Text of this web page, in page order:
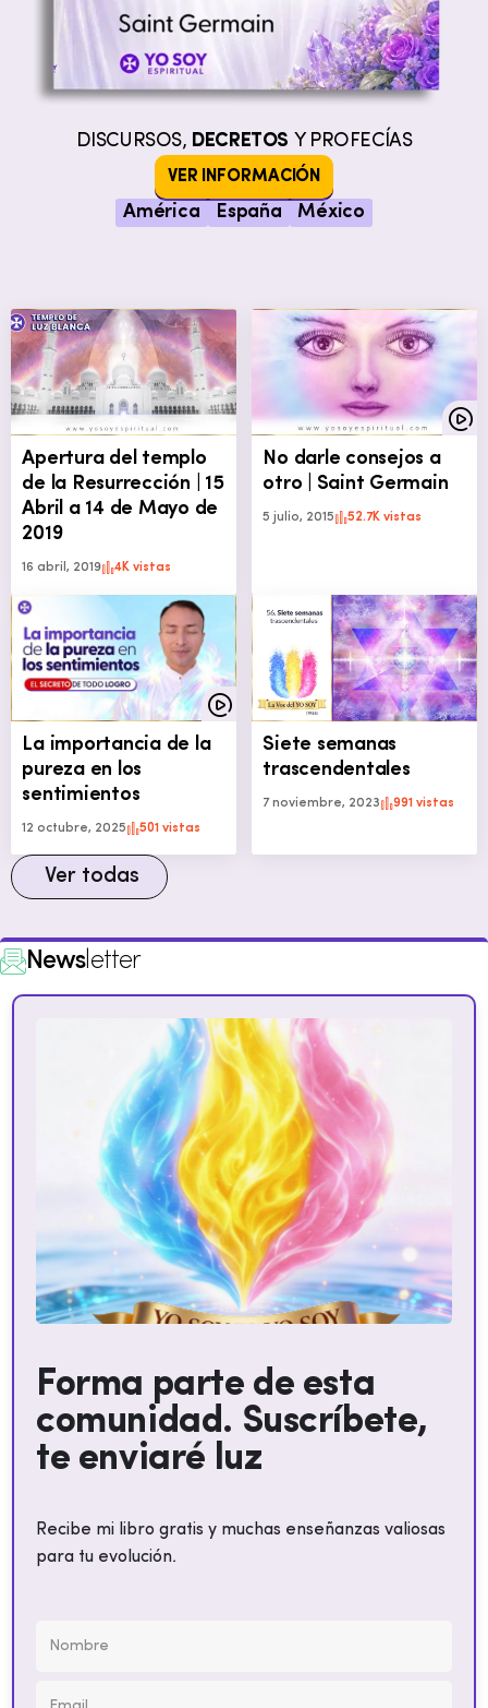
DISCURSOS, DECRETOS Y PROFECÍAS
VER INFORMACIÓN
América España México
Apertura del templo
de la Resurrección | 15
Abril a 14 de Mayo de
2019
16 abril, 2019 4K vistas
No darle consejos a
otro | Saint Germain
5 julio, 2015 52.7K vistas
La importancia de la
pureza en los
sentimientos
12 octubre, 2025 501 vistas
Siete semanas
trascendentales
7 noviembre, 2023 991 vistas
Ver todas
Newsletter
Forma parte de esta
comunidad. Suscríbete,
te enviaré luz
Recibe mi libro gratis y muchas enseñanzas valiosas
para tu evolución.